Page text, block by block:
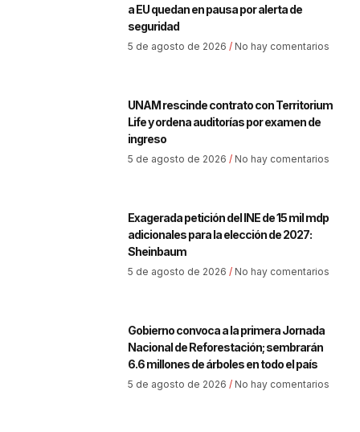
a EU quedan en pausa por alerta de
seguridad
5 de agosto de 2026 No hay comentarios
UNAM rescinde contrato con Territorium
Life y ordena auditorías por examen de
ingreso
5 de agosto de 2026 No hay comentarios
Exagerada petición del INE de 15 mil mdp
adicionales para la elección de 2027:
Sheinbaum
5 de agosto de 2026 No hay comentarios
Gobierno convoca a la primera Jornada
Nacional de Reforestación; sembrarán
6.6 millones de árboles en todo el país
5 de agosto de 2026 No hay comentarios